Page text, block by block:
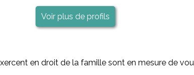
Voir plus de profils
en droit de la famille sont en mesure de